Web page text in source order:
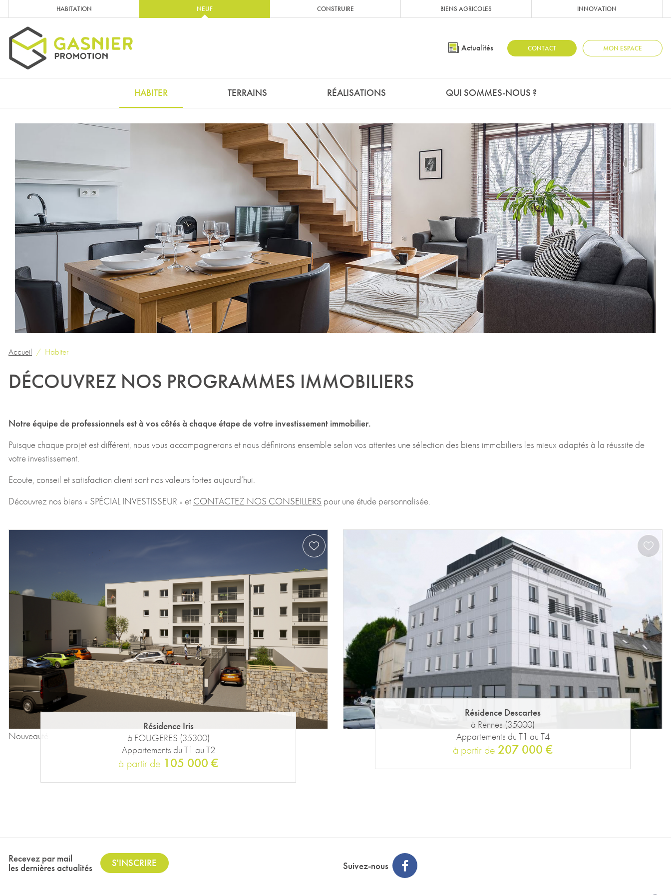
HABITATION NEUF CONSTRUIRE BIENS AGRICOLES INNOVATION
Actualités CONTACT MON ESPACE
HABITER TERRAINS RÉALISATIONS QUI SOMMES-NOUS ?
Accueil Habiter
DÉCOUVREZ NOS PROGRAMMES IMMOBILIERS
Notre équipe de professionnels est à vos côtés à chaque étape de votre investissement immobilier.
Puisque chaque projet est différent, nous vous accompagnerons et nous définirons ensemble selon vos attentes une sélection des biens immobiliers les mieux adaptés à la réussite de
votre investissement.
Ecoute, conseil et satisfaction client sont nos valeurs fortes aujourd’hui.
Découvrez nos biens « SPÉCIAL INVESTISSEUR » et CONTACTEZ NOS CONSEILLERS pour une étude personnalisée.
Nouveauté
Résidence Iris
à FOUGERES (35300)
Appartements du T1 au T2
à partir de 105 000 €
Résidence Descartes
à Rennes (35000)
Appartements du T1 au T4
à partir de 207 000 €
Recevez par mail
les dernières actualités S'INSCRIRE Suivez-nous